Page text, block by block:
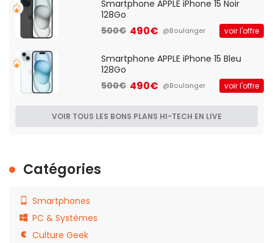
Smartphone APPLE iPhone 15 Noir
128Go
500€ 490€ @Boulanger voir l'offre
Smartphone APPLE iPhone 15 Bleu
128Go
500€ 490€ @Boulanger voir l'offre
VOIR TOUS LES BONS PLANS HI-TECH EN LIVE
Catégories
Smartphones
PC & Systèmes
Culture Geek